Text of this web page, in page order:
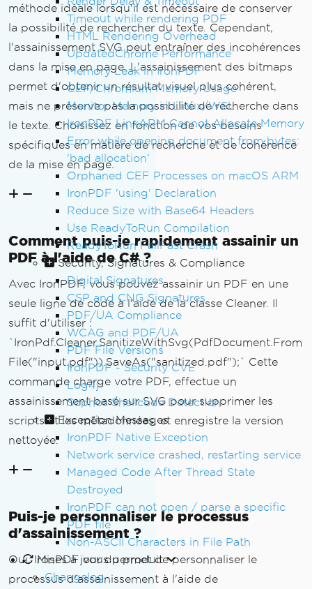
Timeout while rendering PDF
HTML Rendering Overhead
UpdatedChrome Performance
Memory Leak in IronPDF
CEF/Chromium Memory Usage
Monitor Memory in Linux/WSL
IronPDF LinxARM Cannot Allocate Memory
Error while opening document from bytes:
'bad allocation'
Orphaned CEF Processes on macOS ARM
IronPDF 'using' Declaration
Reduce Size with Base64 Headers
Use ReadyToRun Compilation
ReadyToRun FailFast Crash
Security, Signatures & Compliance
Digital Signatures
CSP and CNG Signatures
PDF/UA Compliance
WCAG and PDF/UA
PDF File Versions
IronPDF - Security CVE
Log4j
Sophos Shellcode Detection
Exception Messages
IronPDF Native Exception
Network service crashed, restarting service
Managed Code After Thread State
Destroyed
IronPDF can not open / parse a specific
PDF file
Non-ASCII Characters in File Path
Mises à jour du produit
Changelog
méthode idéale lorsqu'il est nécessaire de conserver
la possibilité de rechercher du texte. Cependant,
l'assainissement SVG peut entraîner des incohérences
dans la mise en page. L'assainissement des bitmaps
permet d'obtenir un résultat visuel plus cohérent,
mais ne préserve pas la possibilité de recherche dans
le texte. Choisissez en fonction de vos besoins
spécifiques en matière de recherche et de cohérence
de la mise en page.
Comment puis-je rapidement assainir un
PDF à l'aide de C# ?
Avec IronPDF, vous pouvez assainir un PDF en une
seule ligne de code à l'aide de la classe Cleaner. Il
suffit d'utiliser :
`IronPdf.Cleaner.SanitizeWithSvg(PdfDocument.From
File("input.pdf")).SaveAs("sanitized.pdf");` Cette
commande charge votre PDF, effectue un
assainissement basé sur SVG pour supprimer les
scripts et les métadonnées, et enregistre la version
nettoyée.
Puis-je personnaliser le processus
d'assainissement ?
Oui, IronPDF vous permet de personnaliser le
processus d'assainissement à l'aide de